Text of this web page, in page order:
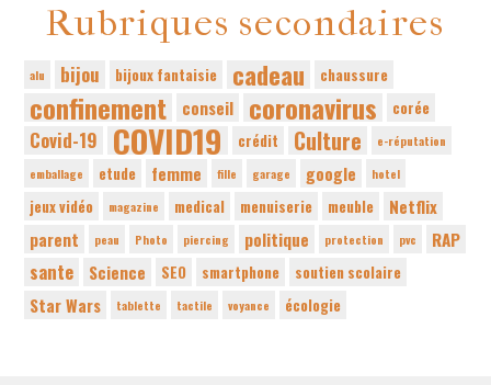
Rubriques secondaires
alu bijou bijoux fantaisie cadeau chaussure
confinement conseil coronavirus corée
Covid-19 COVID19 crédit Culture
e-réputation
emballage
etude femme fille garage google hotel
jeux vidéo magazine medical menuiserie meuble
Netflix
parent
peau Photo piercing politique protection pvc RAP
sante Science SEO smartphone soutien scolaire
Star Wars tablette tactile voyance écologie